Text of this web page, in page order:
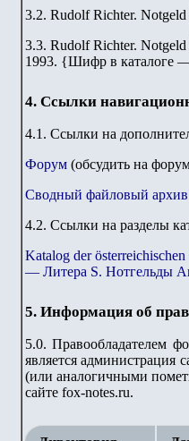
3.2. Rudolf Richter. Notgeld
3.3. Rudolf Richter. Notgeld
1993. {Шифр в каталоге
4. Ссылки
4.1. Ссылки на
Форум (обсудить на
Сводный файловый архив
4.2. Ссылки на разделы
Katalog der
— Литера S. Нотгельды
5. Информация об
5.0. Правообладателем
является администрация
(или аналогичными
сайте fox-notes.ru.